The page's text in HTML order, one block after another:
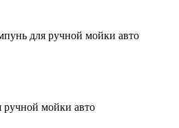
для ручной мойки авто
ручной мойки авто